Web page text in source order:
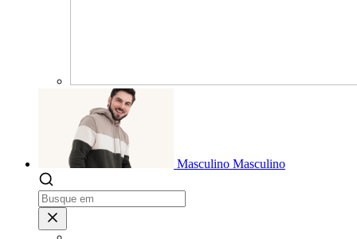
Masculino Masculino